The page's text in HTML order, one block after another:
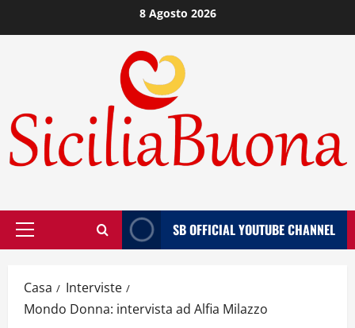
al
8 Agosto 2026
Menù
SB OFFICIAL YOUTUBE CHANNEL
Casa
Interviste
Mondo Donna: intervista ad Alfia Milazzo